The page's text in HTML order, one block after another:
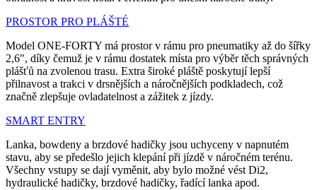
PROSTOR PRO PLÁŠTÉ
Model ONE-FORTY má prostor v rámu pro pneumatiky až do šířky
2,6", díky čemuž je v rámu dostatek místa pro výběr těch správných
plášťů na zvolenou trasu. Extra široké pláště poskytují lepší
přilnavost a trakci v drsnějších a náročnějších podkladech, což
značně zlepšuje ovladatelnost a zážitek z jízdy.
SMART ENTRY
Lanka, bowdeny a brzdové hadičky jsou uchyceny v napnutém
stavu, aby se předešlo jejich klepání při jízdě v náročném terénu.
Všechny vstupy se dají vyměnit, aby bylo možné vést Di2,
hydraulické hadičky, brzdové hadičky, řadící lanka apod.